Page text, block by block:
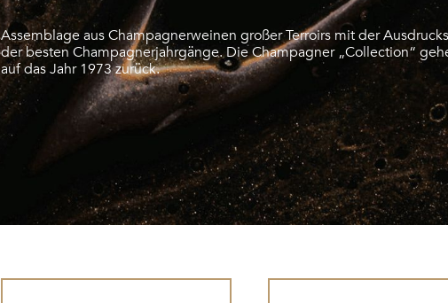
Assemblage aus Champagnerweinen großer Terroirs mit der
der besten Champagnerjahrgänge. Die Champagner „Collection“
auf das Jahr 1973 zurück.